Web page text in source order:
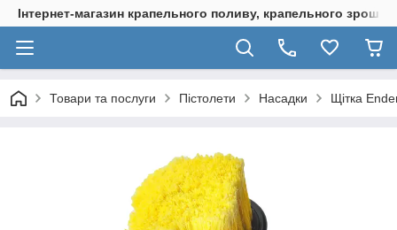
Інтернет-магазин крапельного поливу, крапельного
Товари та послуги Пістолети Насадки Щітка